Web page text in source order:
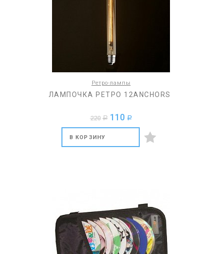
Ретро-лампы
ЛАМПОЧКА РЕТРО 12ANCHORS
220 a 110 a
В КОРЗИНУ